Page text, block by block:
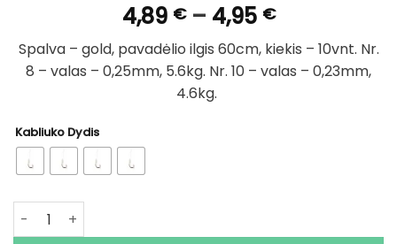
4,89 € – 4,95 €Price
range:
4,89 €
through
Spalva – gold, pavadėlio ilgis 60cm, kiekis – 10vnt. Nr.
8 – valas – 0,25mm, 5.6kg. Nr. 10 – valas – 0,23mm,
4.6kg.
Kabliuko Dydis
produkto kiekis: Kabliukai su pavadeliais Kukurūzas Gold